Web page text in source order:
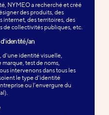
NYMEO a recherché et créé
des produits, des
internet, des territoires, des
de collectivités publiques, etc.
an
d’une identité visuelle,
test de noms,
intervenons dans tous les
le type d’identité
ou l’envergure du